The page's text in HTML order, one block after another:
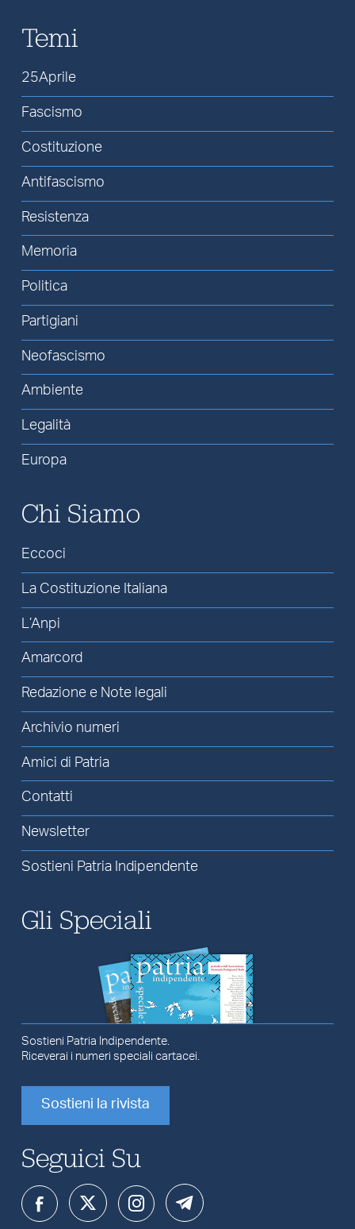
Temi
25Aprile
Fascismo
Costituzione
Antifascismo
Resistenza
Memoria
Politica
Partigiani
Neofascismo
Ambiente
Legalità
Europa
Chi Siamo
Eccoci
La Costituzione Italiana
L’Anpi
Amarcord
Redazione e Note legali
Archivio numeri
Amici di Patria
Contatti
Newsletter
Sostieni Patria Indipendente
Gli Speciali
Sostieni Patria Indipendente.
Riceverai i numeri speciali cartacei.
Sostieni la rivista
Seguici Su